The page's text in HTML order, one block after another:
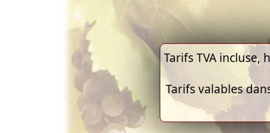
Tarifs TVA
Tarifs valables